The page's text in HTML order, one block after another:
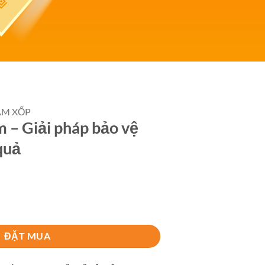
XỐP
– Giải pháp bảo vệ
vệ hàng hóa hiệu quả số lượng
ĐẶT MUA